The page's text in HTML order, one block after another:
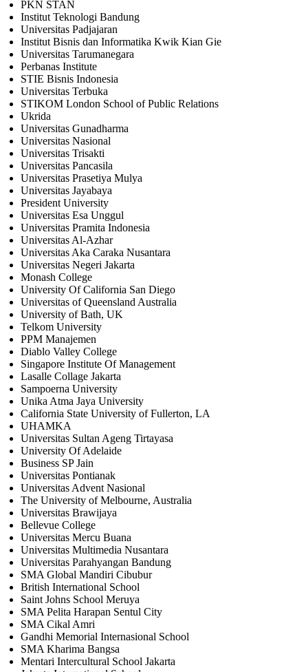
PKN STAN
Institut Teknologi Bandung
Universitas Padjajaran
Institut Bisnis dan Informatika Kwik Kian Gie
Universitas Tarumanegara
Perbanas Institute
STIE Bisnis Indonesia
Universitas Terbuka
STIKOM London School of Public Relations
Ukrida
Universitas Gunadharma
Universitas Nasional
Universitas Trisakti
Universitas Pancasila
Universitas Prasetiya Mulya
Universitas Jayabaya
President University
Universitas Esa Unggul
Universitas Pramita Indonesia
Universitas Al-Azhar
Universitas Aka Caraka Nusantara
Universitas Negeri Jakarta
Monash College
University Of California San Diego
Universitas of Queensland Australia
University of Bath, UK
Telkom University
PPM Manajemen
Diablo Valley College
Singapore Institute Of Management
Lasalle Collage Jakarta
Sampoerna University
Unika Atma Jaya University
California State University of Fullerton, LA
UHAMKA
Universitas Sultan Ageng Tirtayasa
University Of Adelaide
Business SP Jain
Universitas Pontianak
Universitas Advent Nasional
The University of Melbourne, Australia
Universitas Brawijaya
Bellevue College
Universitas Mercu Buana
Universitas Multimedia Nusantara
Universitas Parahyangan Bandung
SMA Global Mandiri Cibubur
British International School
Saint Johns School Meruya
SMA Pelita Harapan Sentul City
SMA Cikal Amri
Gandhi Memorial Internasional School
SMA Kharima Bangsa
Mentari Intercultural School Jakarta